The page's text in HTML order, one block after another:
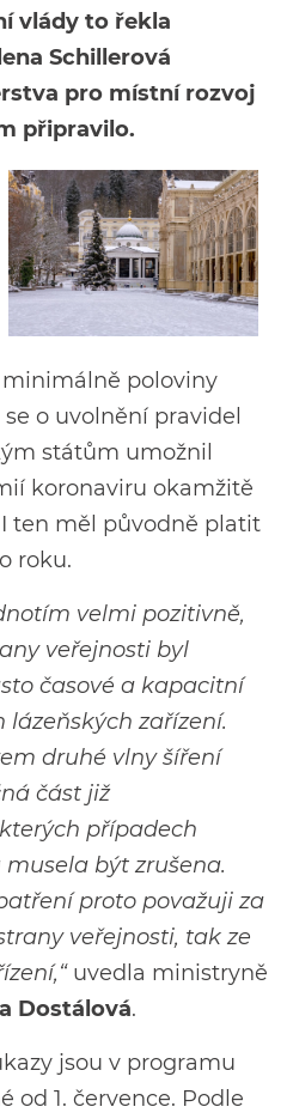
vlády to řekla
Schillerová
pro místní rozvoj
připravilo.
poloviny
o uvolnění pravidel
státům umožnil
koronaviru okamžitě
ten měl původně platit
roku.
velmi pozitivně,
veřejnosti byl
časové a kapacitní
zařízení.
druhé vlny šíření
část již
případech
být zrušena.
proto považuji za
veřejnosti, tak ze
uvedla ministryně
Dostálová.
jsou v programu
od 1. července. Podle